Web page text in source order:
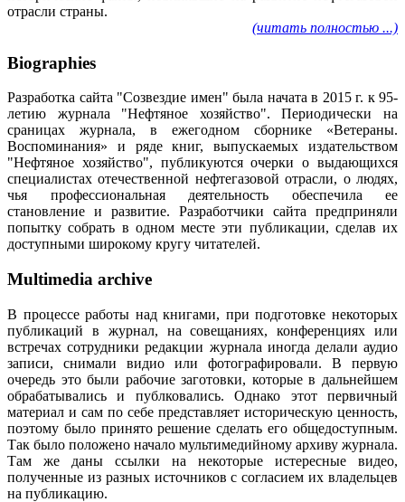
отрасли страны.
(читать полностью ...)
Biographies
Разработка сайта "Созвездие имен" была начата в 2015 г. к 95-
летию журнала "Нефтяное хозяйство". Периодически на
сраницах журнала, в ежегодном сборнике «Ветераны.
Воспоминания» и ряде книг, выпускаемых издательством
"Нефтяное хозяйство", публикуются очерки о выдающихся
специалистах отечественной нефтегазовой отрасли, о людях,
чья профессиональная деятельность обеспечила ее
становление и развитие. Разработчики сайта предприняли
попытку собрать в одном месте эти публикации, сделав их
доступными широкому кругу читателей.
Multimedia archive
В процессе работы над книгами, при подготовке некоторых
публикаций в журнал, на совещаниях, конференциях или
встречах сотрудники редакции журнала иногда делали аудио
записи, снимали видио или фотографировали. В первую
очередь это были рабочие заготовки, которые в дальнейшем
обрабатывались и публковались. Однако этот первичный
материал и сам по себе представляет историческую ценность,
поэтому было принято решение сделать его общедоступным.
Так было положено начало мультимедийному архиву журнала.
Там же даны ссылки на некоторые истересные видео,
полученные из разных источников с согласием их владельцев
на публикацию.